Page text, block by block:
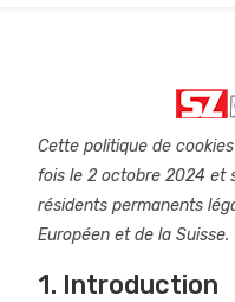
Cette politique de
fois le 2 octobre 2024 et
résidents permanents
Européen et de la Suisse.
1. Introduction